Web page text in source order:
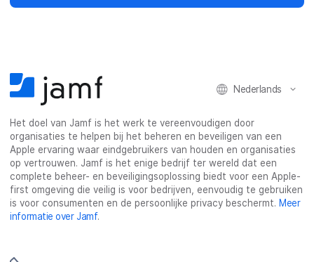
Nederlands
Het doel van Jamf is het werk te vereenvoudigen door
organisaties te helpen bij het beheren en beveiligen van een
Apple ervaring waar eindgebruikers van houden en organisaties
op vertrouwen. Jamf is het enige bedrijf ter wereld dat een
complete beheer- en beveiligingsoplossing biedt voor een Apple-
first omgeving die veilig is voor bedrijven, eenvoudig te gebruiken
is voor consumenten en de persoonlijke privacy beschermt. Meer
informatie over Jamf.